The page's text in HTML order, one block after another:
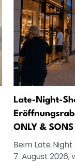
Late-Night-
ONLY & SONS
Beim Late
7. August 2026,